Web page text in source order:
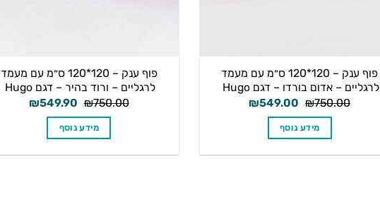
פוף ענק – 120*120 ס״מ עם מעמד
לרגליים – אדום בורדו – דגם Hugo
₪750.00 המחיר
היה:
₪750.00.
₪549.00 המחיר
מידע נוסף
פוף ענק – 120*120 ס״מ עם מעמד
לרגליים – ורוד בהיר – דגם Hugo
₪750.00 המחיר
היה:
₪750.00.
₪549.90
מידע נוסף